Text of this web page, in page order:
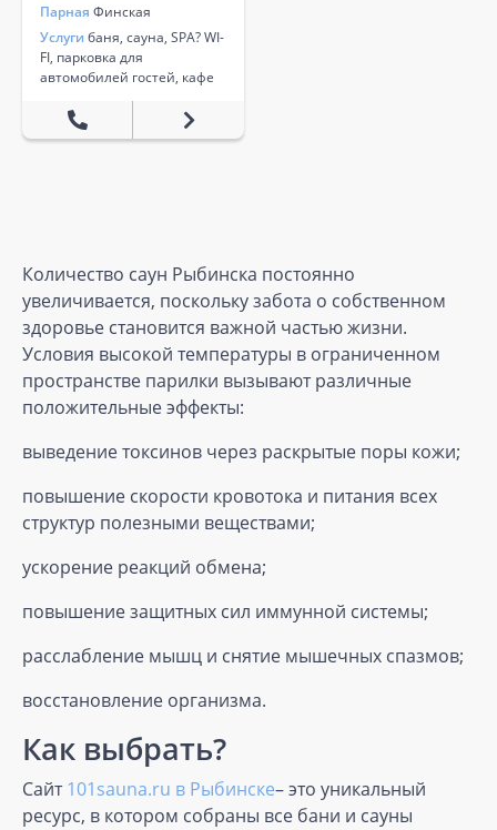
Парная Финская
Услуги баня, сауна, SPA? WI-
FI, парковка для
автомобилей гостей, кафе
Количество саун Рыбинска постоянно
увеличивается, поскольку забота о собственном
здоровье становится важной частью жизни.
Условия высокой температуры в ограниченном
пространстве парилки вызывают различные
положительные эффекты:
выведение токсинов через раскрытые поры кожи;
повышение скорости кровотока и питания всех
структур полезными веществами;
ускорение реакций обмена;
повышение защитных сил иммунной системы;
расслабление мышц и снятие мышечных спазмов;
восстановление организма.
Как выбрать?
Сайт101sauna.ru в Рыбинске– это уникальный
ресурс, в котором собраны все бани и сауны